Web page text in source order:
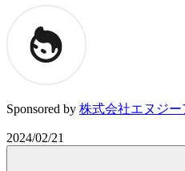
Sponsored by 株式会社エヌジー
2024/02/21